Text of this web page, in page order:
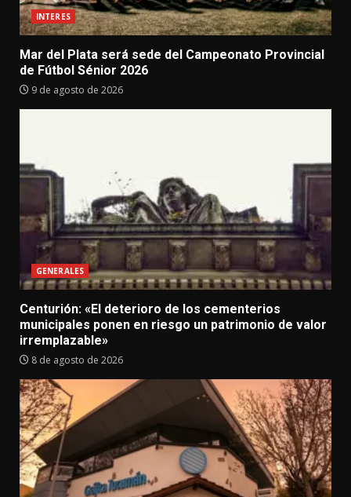
INTERES
Mar del Plata será sede del Campeonato Provincial
de Fútbol Sénior 2026
9 de agosto de 2026
GENERALES
Centurión: «El deterioro de los cementerios
municipales ponen en riesgo un patrimonio de valor
irremplazable»
8 de agosto de 2026